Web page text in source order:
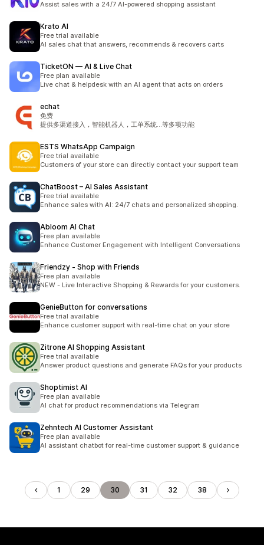
Assist sales with a 24/7 AI-powered shopping assistant
Krato AI
Free trial available
AI sales chat that answers, recommends & recovers carts
TicketON — AI & Live Chat
Free plan available
Live chat & helpdesk with an AI agent that acts on orders
echat
免费
提供多渠道接入，智能机器人，工单系统...等多项功能
ESTS WhatsApp Campaign
Free trial available
Customers of your store can directly contact your support team
ChatBoost – AI Sales Assistant
Free trial available
Enhance sales with AI: 24/7 chats and personalized shopping.
Abloom AI Chat
Free plan available
Enhance Customer Engagement with Intelligent Conversations
Friendzy ‑ Shop with Friends
Free plan available
NEW - Live Interactive Shopping & Rewards for your customers.
GenieButton for conversations
Free trial available
Enhance customer support with real-time chat on your store
Zitrone AI Shopping Assistant
Free trial available
Answer product questions and generate FAQs for your products
Shoptimist AI
Free plan available
AI chat for product recommendations via Telegram
Zehntech AI Customer Assistant
Free plan available
AI assistant chatbot for real-time customer support & guidance
1 29 30 31 32 38